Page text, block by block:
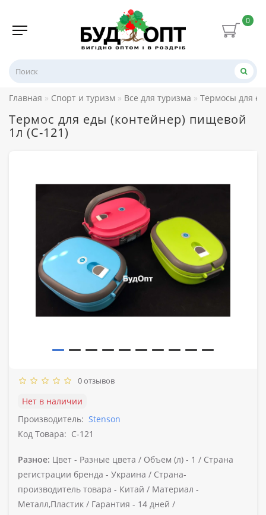
0
Главная Спорт и туризм Все для туризма Термосы для
Термос для еды (контейнер) пищевой
1л (С-121)
0 отзывов
Нет в наличии
Производитель: Stenson
Код Товара: C-121
Разное: Цвет - Разные цвета / Объем (л) - 1 / Страна
регистрации бренда - Украина / Страна-
производитель товара - Китай / Материал -
Металл,Пластик / Гарантия - 14 дней /